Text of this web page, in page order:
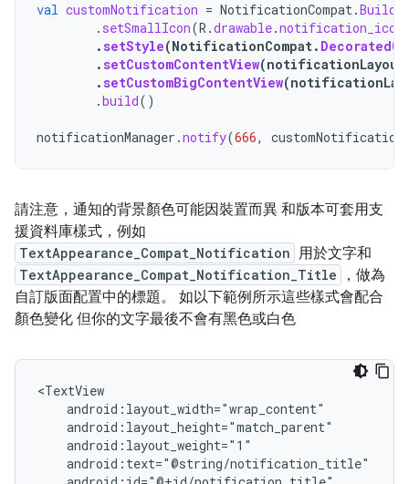
val customNotification = NotificationCompat.
. setSmallIcon(R .drawable.notification_icon
.setStyle(NotificationCompat.
.setCustomContentView(notificationLayout
.setCustomBigContentView(
.build()
notificationManager .notify(666, customNotification
請注意，通知的背景顏色可能因裝置而異 和版本可套用支
援資料庫樣式，例如
TextAppearance_Compat_Notification 用於文字和
TextAppearance_Compat_Notification_Title
，做為
自訂版面配置中的標題。 如以下範例所示這些樣式會配合
顏色變化 但你的文字最後不會有黑色或白色